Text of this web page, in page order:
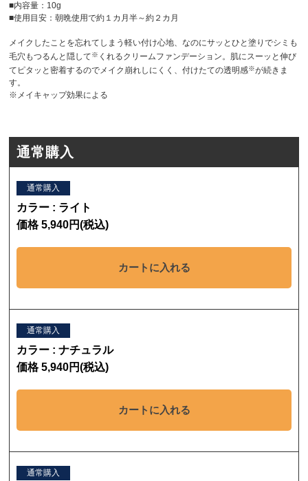
■内容量：10g
■使用目安：朝晩使用で約１カ月半～約２カ月
メイクしたことを忘れてしまう軽い付け心地、なのにサッとひと塗りでシミも
毛穴もつるんと隠して※ くれるクリームファンデーション。肌にスーッと伸び
てピタッと密着するのでメイク崩れしにくく、付けたての透明感※が続きま
す。
※メイキャップ効果による
通常購入
通常購入
カラー : ライト
価格 5,940円(税込)
カートに入れる
通常購入
カラー : ナチュラル
価格 5,940円(税込)
カートに入れる
通常購入